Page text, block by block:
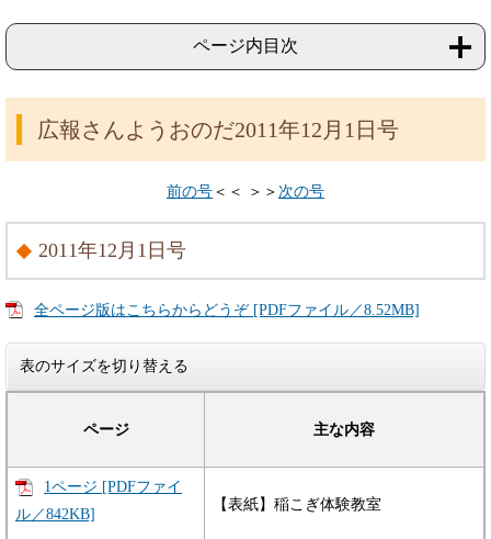
ページ内目次
広報さんようおのだ2011年12月1日号
前の号 ＜＜ ＞＞ 次の号
2011年12月1日号
全ページ版はこちらからどうぞ [PDFファイル／8.52MB]
表のサイズを切り替える
ページ 主な内容
1ページ [PDFファイ
ル／842KB]
【表紙】稲こぎ体験教室